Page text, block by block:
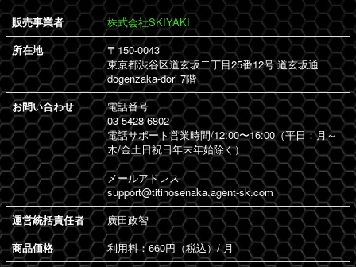
販売事業者
株式会社SKIYAKI
所在地
〒150-0043
東京都渋谷区道玄坂二丁目25番12号 道玄坂通
dogenzaka-dori 7階
お問い合わせ
電話番号
03-5428-6802
電話サポート営業時間/12:00〜16:00（平日：月～
木/金土日祝日年末年始除く）
メールアドレス
support@titinosenaka.agent-sk.com
運営統括責任者
廣田政智
商品価格
利用料：660円（税込）/ 月